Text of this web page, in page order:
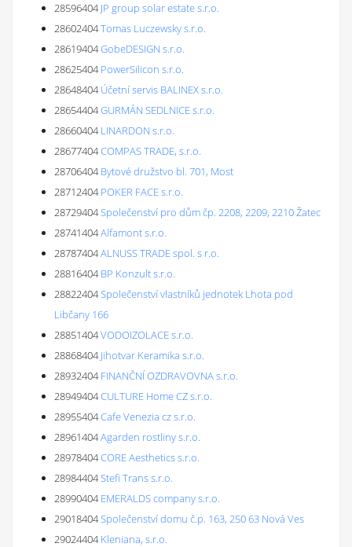
28596404 JP group solar estate s.r.o.
28602404Tomas Luczewsky s.r.o.
28619404GobeDESIGN s.r.o.
28625404 PowerSilicon s.r.o.
28648404 Účetní servis BALINEX s.r.o.
28654404GURMÁN SEDLNICE s.r.o.
28660404 LINARDON s.r.o.
28677404COMPAS TRADE, s.r.o.
28706404 Bytové družstvo bl. 701, Most
28712404 POKER FACE s.r.o.
28729404Společenství pro dům čp. 2208, 2209, 2210 Žatec
28741404Alfamont s.r.o.
28787404ALNUSS TRADE spol. s r.o.
28816404 BP Konzult s.r.o.
28822404Společenství vlastníků jednotek Lhota pod
Libčany 166
28851404VODOIZOLACE s.r.o.
28868404 Jihotvar Keramika s.r.o.
28932404 FINANČNÍ OZDRAVOVNA s.r.o.
28949404CULTURE Home CZ s.r.o.
28955404Cafe Venezia cz s.r.o.
28961404Agarden rostliny s.r.o.
28978404CORE Aesthetics s.r.o.
28984404Stefi Trans s.r.o.
28990404 EMERALDS company s.r.o.
29018404Společenství domu č.p. 163, 250 63 Nová Ves
29024404 Kleniana, s.r.o.